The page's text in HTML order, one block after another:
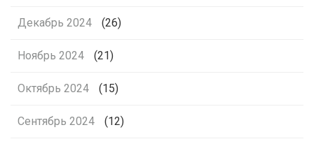
Декабрь 2024 (26)
Ноябрь 2024 (21)
Октябрь 2024 (15)
Сентябрь 2024 (12)